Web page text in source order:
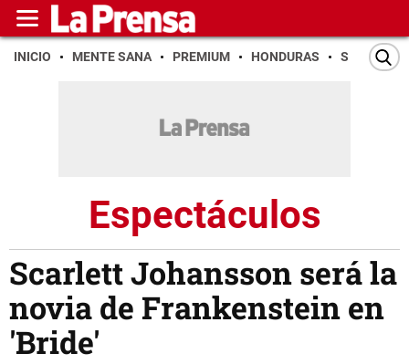
INICIO MENTE SANA PREMIUM HONDURAS SAN PEDRO
Espectáculos
Scarlett Johansson será la
novia de Frankenstein en
'Bride'